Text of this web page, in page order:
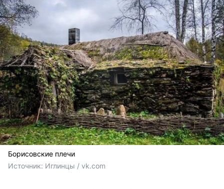
Борисовские плечи
Источник: Иглинцы / vk.com